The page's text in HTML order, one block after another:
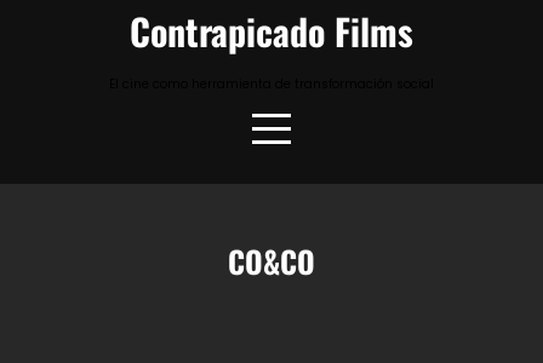
Contrapicado Films
CO&CO